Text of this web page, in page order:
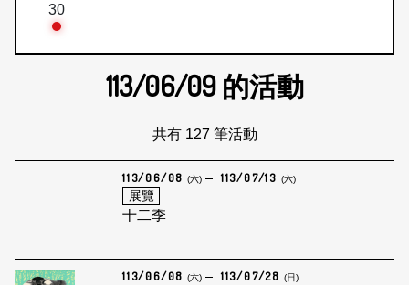
30
113/06/09 的活動
共有 127 筆活動
113/06/08 (六) 113/07/13 (六)
展覽
十二季
113/06/08 (六) 113/07/28 (日)